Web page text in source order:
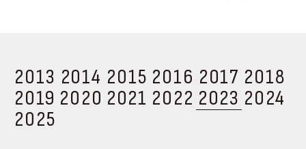
2013 2014 2015 2016 2017 2018
2019 2020 2021 2022 2023 2024
2025